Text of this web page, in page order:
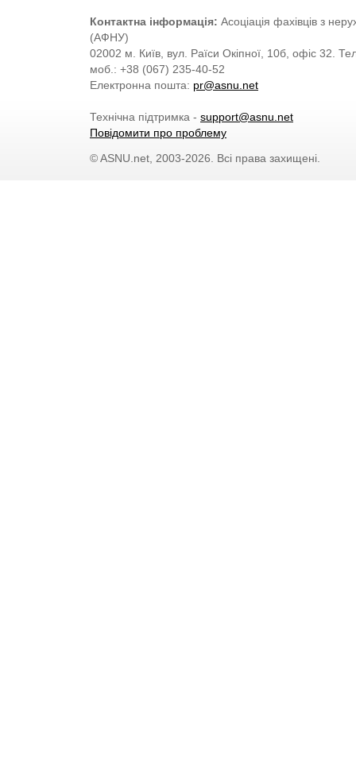
Контактна інформація: Асоціація фахівців з
(АФНУ)
02002 м. Київ, вул. Раїси Окіпної, 10б, офіс 32.
моб.: +38 (067) 235-40-52
Електронна пошта: pr@asnu.net
Технічна підтримка - support@asnu.net
Повідомити про проблему
© ASNU.net, 2003-2026. Всі права захищені.